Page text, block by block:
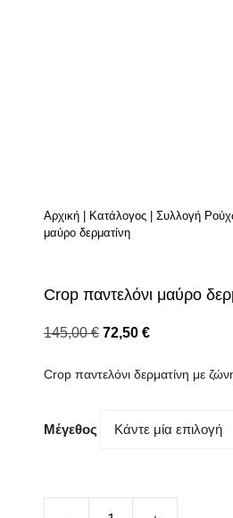
Αρχική | Κατάλογος | Συλλογή
μαύρο δερματίνη
Crop παντελόνι μαύρο
145,00€ Original
was:
72,50 €Η
τιμή
Crop παντελόνι δερματίνη με
Μέγεθος